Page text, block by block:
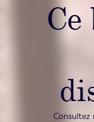
Ce
Consultez